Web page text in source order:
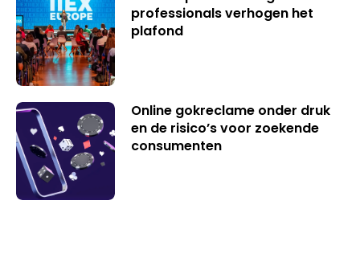
professionals verhogen het
plafond
Online gokreclame onder druk
en de risico’s voor zoekende
consumenten